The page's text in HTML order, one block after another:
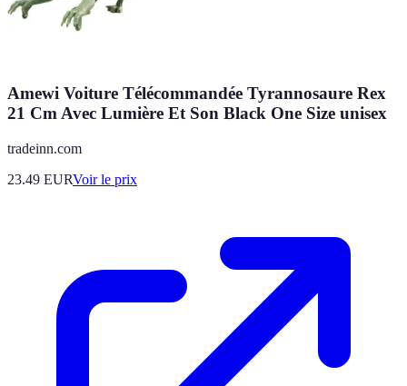
Amewi Voiture Télécommandée Tyrannosaure Rex
21 Cm Avec Lumière Et Son Black One Size unisex
tradeinn.com
23.49 EURVoir le prix